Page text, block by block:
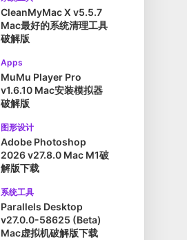
CleanMyMac X v5.5.7
Mac最好的系统清理工具
破解版
Apps
MuMu Player Pro
v1.6.10 Mac安装模拟器
破解版
图形设计
Adobe Photoshop
2026 v27.8.0 Mac M1破
解版下载
系统工具
Parallels Desktop
v27.0.0-58625 (Beta)
Mac虚拟机破解版下载